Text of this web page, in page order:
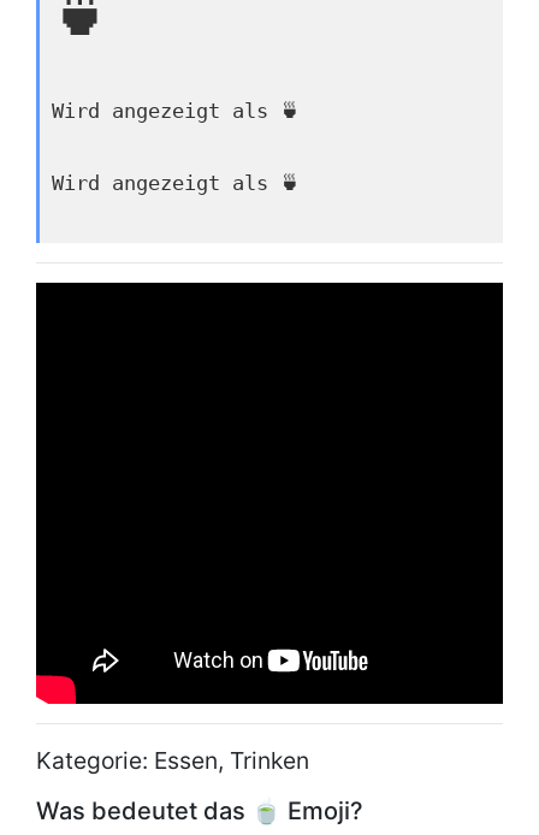
🍵
Wird angezeigt als 🍵
Wird angezeigt als 🍵
Kategorie: Essen, Trinken
Was bedeutet das 🍵 Emoji?